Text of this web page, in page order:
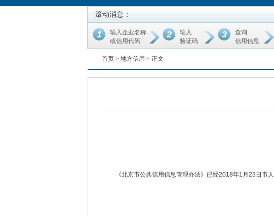
滚动消息：
1
输入企业名称
或信用代码
2
输入
验证码
3
查询
信用信息
首页 > 地方信用 > 正文
《北京市公共信用信息管理办法》已经2018年1月23日市人